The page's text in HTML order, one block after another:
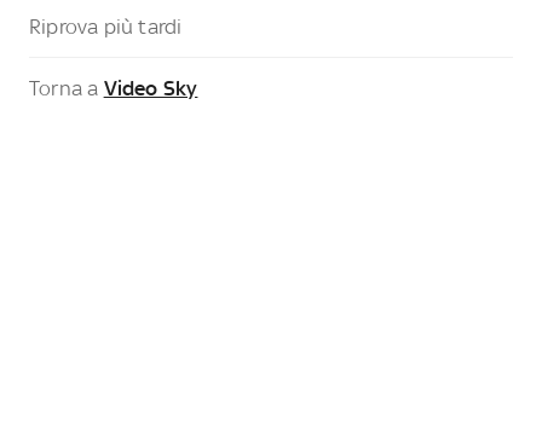
Riprova più tardi
Torna a Video Sky